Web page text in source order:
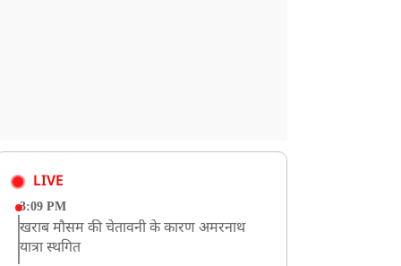
LIVE
3:09 PM
खराब मौसम की चेतावनी के कारण अमरनाथ
यात्रा स्थगित